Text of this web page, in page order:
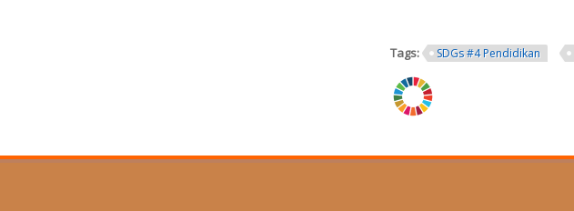
Tags: SDGs #4 Pendidikan
ring.png